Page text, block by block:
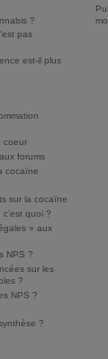
?
pas
est-il plus
coeur
forums
cocaïne
sur la cocaïne
quoi ?
» aux
NPS ?
sur les
?
NPS ?
?